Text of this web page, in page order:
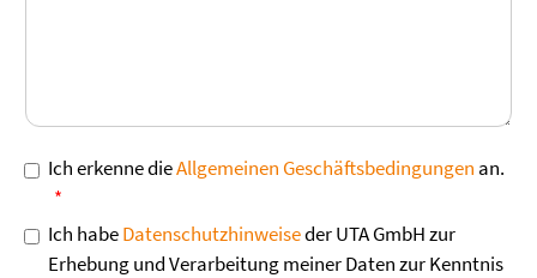
Ich erkenne dieAllgemeinen Geschäftsbedingungen an.
Ich habeDatenschutzhinweiseder UTA GmbH zur
Erhebung und Verarbeitung meiner Daten zur Kenntnis